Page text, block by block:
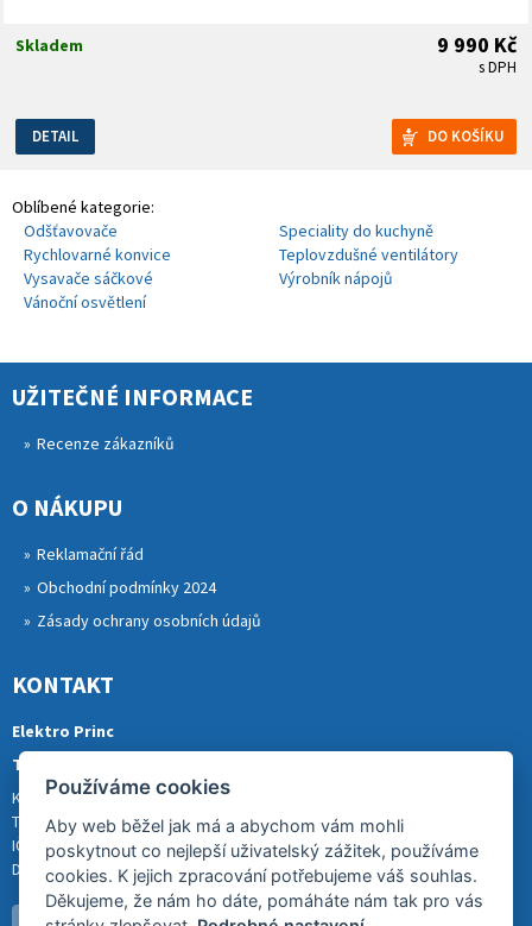
9 990 Kč
s DPH
Skladem
DETAIL
Oblíbené kategorie:
Odšťavovače
Speciality do kuchyně
Rychlovarné konvice
Teplovzdušné ventilátory
Vysavače sáčkové
Výrobník nápojů
Vánoční osvětlení
UŽITEČNÉ INFORMACE
Recenze zákazníků
O NÁKUPU
Reklamační řád
Obchodní podmínky 2024
Zásady ochrany osobních údajů
KONTAKT
Elektro Princ
Tomáš Princ
Krkonošská 290, 46841 TANVALD
Tel.: 773 880 988
IČ: 01153731
DIČ: CZ8007202522
Používáme cookies
Aby web běžel jak má a abychom vám mohli
poskytnout co nejlepší uživatelský zážitek, používáme
cookies. K jejich zpracování potřebujeme váš souhlas.
Děkujeme, že nám ho dáte, pomáháte nám tak pro vás